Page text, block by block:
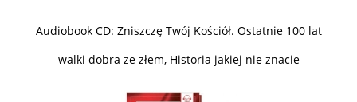
Audiobook CD: Zniszczę Twój Kościół. Ostatnie 100 lat
walki dobra ze złem, Historia jakiej nie znacie